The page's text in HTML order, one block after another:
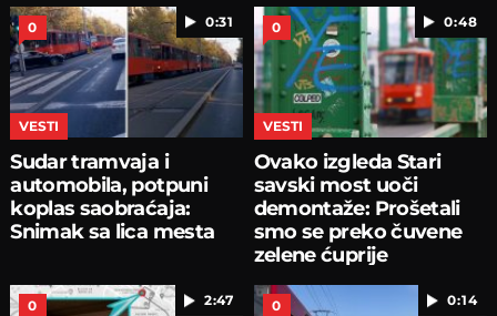
0:31
0
VESTI
Sudar tramvaja i
automobila, potpuni
koplas saobraćaja:
Snimak sa lica mesta
0:48
0
VESTI
Ovako izgleda Stari
savski most uoči
demontaže: Prošetali
smo se preko čuvene
zelene ćuprije
2:47
0 0:14
0